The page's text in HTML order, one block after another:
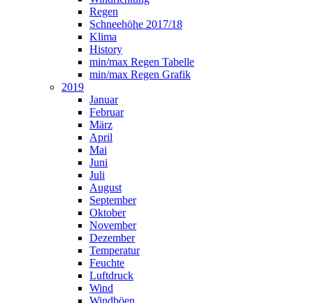
Regen
Schneehöhe 2017/18
Klima
History
min/max Regen Tabelle
min/max Regen Grafik
2019
Januar
Februar
März
April
Mai
Juni
Juli
August
September
Oktober
November
Dezember
Temperatur
Feuchte
Luftdruck
Wind
Windböen